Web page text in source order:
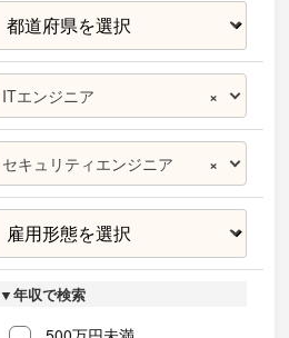
×
ITエンジニア
×
セキュリティエンジニア
▼年収で検索